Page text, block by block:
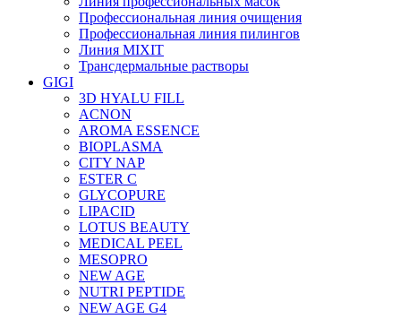
Профессиональная линия очищения
Профессиональная линия пилингов
Линия MIXIT
Трансдермальные растворы
GIGI
3D HYALU FILL
ACNON
AROMA ESSENCE
BIOPLASMA
CITY NAP
ESTER C
GLYCOPURE
LIPACID
LOTUS BEAUTY
MEDICAL PEEL
MESOPRO
NEW AGE
NUTRI PEPTIDE
NEW AGE G4